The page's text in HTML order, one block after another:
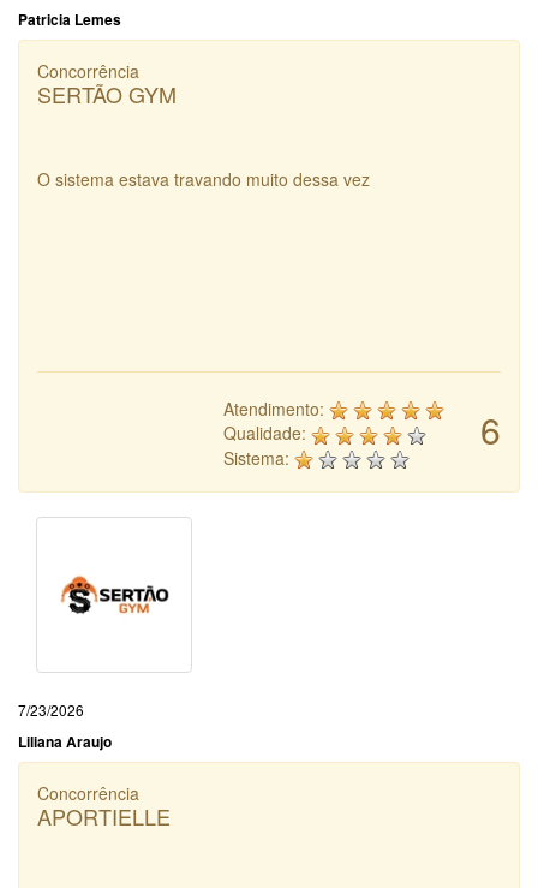
Patricia Lemes
Concorrência
SERTÃO GYM
O sistema estava travando muito dessa vez
6
Atendimento:
Qualidade:
Sistema:
7/23/2026
Liliana Araujo
Concorrência
APORTIELLE